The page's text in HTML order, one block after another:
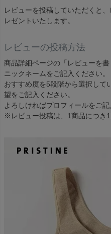
レビューを投稿していただくと
レゼントいたします。
レビューの投稿方法
商品詳細ページの「レビューを書
ニックネームをご記入ください。
おすすめ度を5段階から選択して
望をご記入ください。
よろしければプロフィールをご記
※レビュー投稿は、1商品につき1